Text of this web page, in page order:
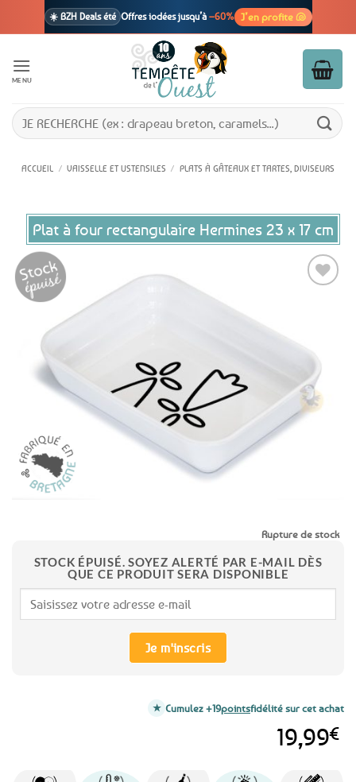
☀️ BZH Deals été Offres iodées jusqu’à –60% J’en profite 🐚
1 cadeau offertdès 39€ d’achats
En point relais dès 3,95€ seulement
MENU
Recherche
pour :
ACCUEIL / VAISSELLE ET USTENSILES / PLATS À GÂTEAUX ET TARTES, DIVISEURS
Plat à four rectangulaire Hermines 23 x 17 cm
favoris
19,99€
Rupture de stock
STOCK ÉPUISÉ. SOYEZ ALERTÉ PAR E-MAIL DÈS
QUE CE PRODUIT SERA DISPONIBLE
Je m'inscris
Cumulez +19pointsfidélité sur cet achat